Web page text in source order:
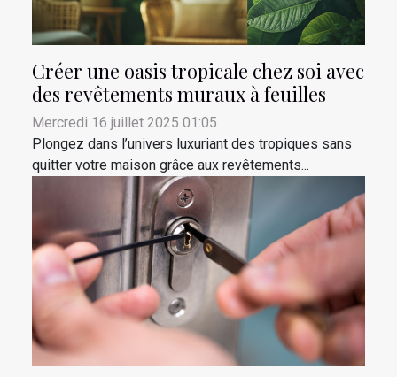
Créer une oasis tropicale chez soi avec
des revêtements muraux à feuilles
Mercredi 16 juillet 2025 01:05
Plongez dans l’univers luxuriant des tropiques sans
quitter votre maison grâce aux revêtements...